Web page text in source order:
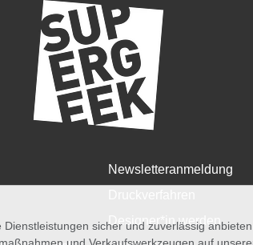
Newsletteranmeldung
Designer*in werden
sicher und zuverlässig